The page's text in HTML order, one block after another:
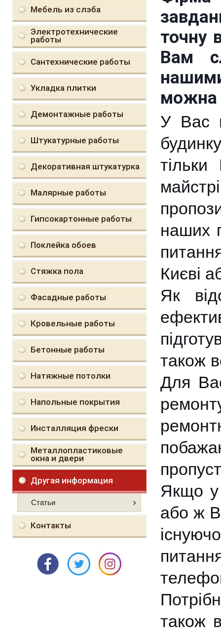
Мебель из слэба
Электротехнические
работы
Сантехнические работы
Укладка плитки
Демонтажные работы
Штукатурные работы
Декоративная штукатурка
Малярные работы
Гипсокартонные работы
Поклейка обоев
Стяжка пола
Фасадные работы
Кровельные работы
Бетонные работы
Натяжные потолки
Напольные покрытия
Инсталляция фрески
Металлопластиковые
окна и двери
Другая информация
Статьи
Контакты
точну
Вам
можна
У Вас
наших
Києві
Як
також
Для
Якщо у
або ж
також